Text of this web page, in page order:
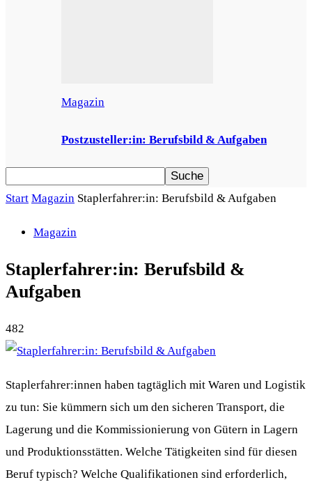
Magazin
Postzusteller:in: Berufsbild & Aufgaben
Start Magazin Staplerfahrer:in: Berufsbild & Aufgaben
Magazin
Staplerfahrer:in: Berufsbild &
Aufgaben
482
Staplerfahrer:innen haben tagtäglich mit Waren und Logistik
zu tun: Sie kümmern sich um den sicheren Transport, die
Lagerung und die Kommissionierung von Gütern in Lagern
und Produktionsstätten. Welche Tätigkeiten sind für diesen
Beruf typisch? Welche Qualifikationen sind erforderlich,